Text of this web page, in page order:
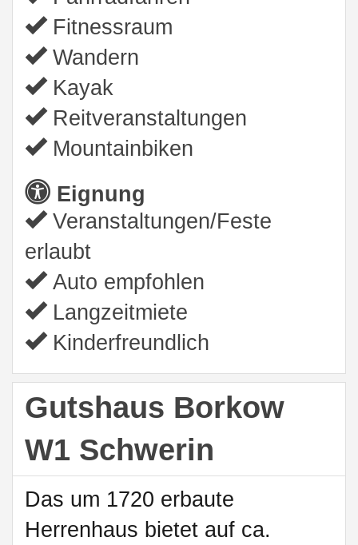
Fitnessraum
Wandern
Kayak
Reitveranstaltungen
Mountainbiken
Eignung
Veranstaltungen/Feste
erlaubt
Auto empfohlen
Langzeitmiete
Kinderfreundlich
Gutshaus Borkow
W1 Schwerin
Das um 1720 erbaute
Herrenhaus bietet auf ca.